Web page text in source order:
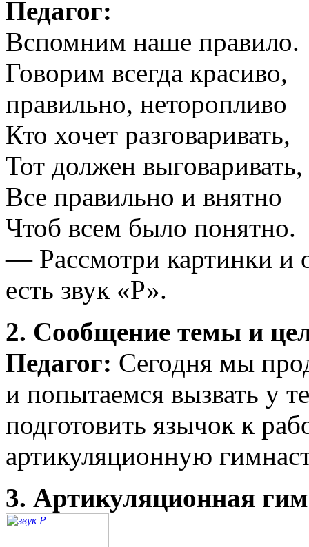
Педагог:
Вспомним наше правило.
Говорим всегда красиво,
правильно, неторопливо
Кто хочет разговаривать,
Тот должен выговаривать,
Все правильно и внятно
Чтоб всем было понятно.
— Рассмотри картинки и
есть звук «Р».
2. Сообщение темы и
Педагог: Сегодня мы
и попытаемся вызвать у
подготовить язычок к
артикуляционную
3. Артикуляционная